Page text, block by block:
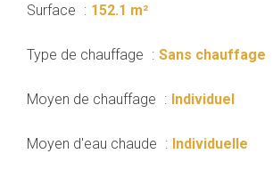
Surface 152.1 m²
Type de chauffage Sans chauffage
Moyen de chauffage Individuel
Moyen d'eau chaude Individuelle